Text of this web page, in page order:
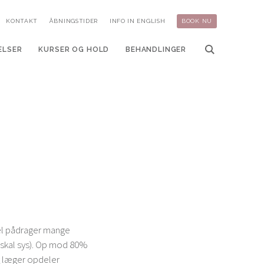
KURSER OG HOLD BEHANDLINGER
KONTAKT ÅBNINGSTIDER INFO IN ENGLISH BOOK NU
pådrager mange
sys). Op mod 80%
læger opdeler